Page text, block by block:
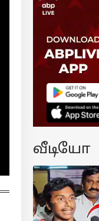
வீடியோ
செய்தது